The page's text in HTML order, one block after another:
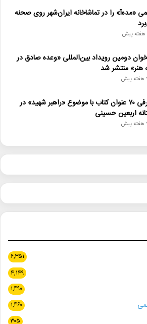
«مده‌آ» را در تماشاخانه ایران‌شهر روی صحنه
دومین رویداد بین‌المللی «وعده صادق در
هنر» منتشر شد
معرفی ۷۰ عنوان کتاب با موضوع «راهبر شهید» در
اربعین حسینی
۶,۳۵۱
۴,۱۴۹
۱,۴۹۰
۱,۴۶۰
۳۰۵